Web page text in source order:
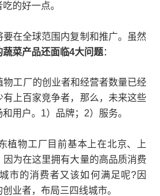
的好一点。
在全球范围内复制和推广。虽然
蔬菜产品还面临4大问题：
物工厂的创业者和经营者数量已经
上百家竞争者，那么，未来这些
用户。1）品牌；2）服务。
植物工厂目前基本上在北京、上
为在这里拥有大量的高品质消费
市的消费者又该如何满足呢?因
业者，布局三四线城市。